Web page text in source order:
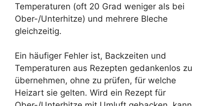
Temperaturen (oft 20 Grad weniger als bei
Ober-/Unterhitze) und mehrere Bleche
gleichzeitig.
Ein häufiger Fehler ist, Backzeiten und
Temperaturen aus Rezepten gedankenlos zu
übernehmen, ohne zu prüfen, für welche
Heizart sie gelten. Wird ein Rezept für